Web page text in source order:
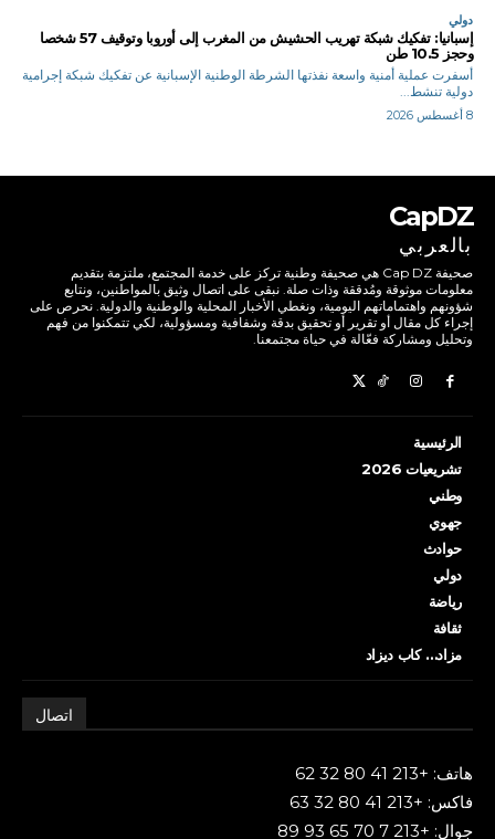
دولي
إسبانيا: تفكيك شبكة تهريب الحشيش من المغرب إلى أوروبا وتوقيف 57 شخصا
وحجز 10.5 طن
أسفرت عملية أمنية واسعة نفذتها الشرطة الوطنية الإسبانية عن تفكيك شبكة إجرامية
دولية تنشط...
8 أغسطس 2026
CapDZ
بالعربي
صحيفة Cap DZ هي صحيفة وطنية تركز على خدمة المجتمع، ملتزمة بتقديم
معلومات موثوقة ومُدققة وذات صلة. نبقى على اتصال وثيق بالمواطنين، ونتابع
شؤونهم واهتماماتهم اليومية، ونغطي الأخبار المحلية والوطنية والدولية. نحرص على
إجراء كل مقال أو تقرير أو تحقيق بدقة وشفافية ومسؤولية، لكي تتمكنوا من فهم
وتحليل ومشاركة فعّالة في حياة مجتمعنا.
الرئيسية
تشريعيات 2026
وطني
جهوي
حوادث
دولي
رياضة
ثقافة
مزاد… كاب ديزاد
اتصال
هاتف: +213 41 80 32 62
فاكس: +213 41 80 32 63
جوال: +213 7 70 65 93 89